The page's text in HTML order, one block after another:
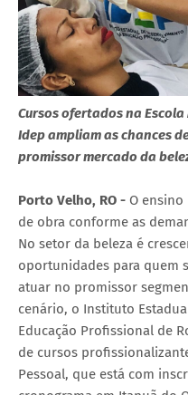
Cursos ofertados na
Idep ampliam as chances
promissor mercado da
Porto Velho, RO - O
de obra conforme as
No setor da beleza é
oportunidades para quem
atuar no promissor
cenário, o Instituto
Educação Profissional de
de cursos
Pessoal, que está com